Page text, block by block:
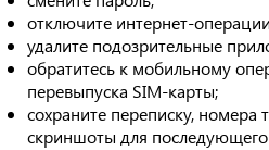
отключите интернет-
удалите подозрительные
обратитесь к мобильному
перевыпуска SIM-карты;
сохраните переписку, номера
скриншоты для последующего